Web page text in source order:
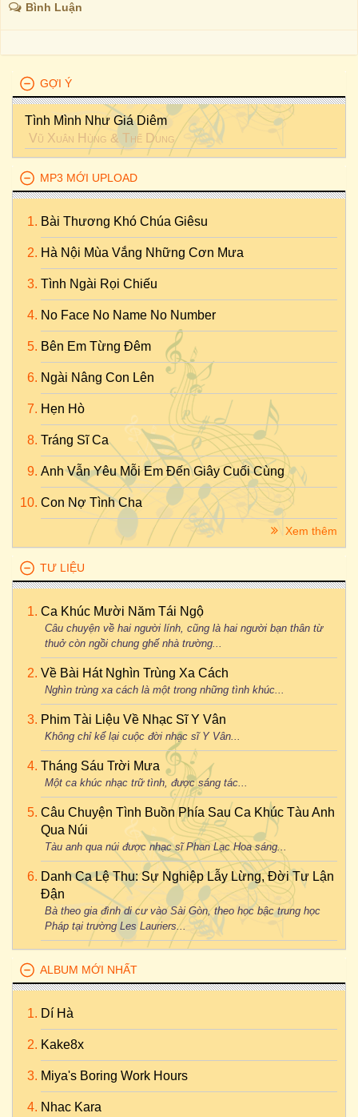
Bình Luận
GỢI Ý
Tình Mình Như Giá Diêm
Vũ Xuân Hùng & Thế Dung
MP3 MỚI UPLOAD
Bài Thương Khó Chúa Giêsu
Hà Nội Mùa Vắng Những Cơn Mưa
Tình Ngài Rọi Chiếu
No Face No Name No Number
Bên Em Từng Đêm
Ngài Nâng Con Lên
Hẹn Hò
Tráng Sĩ Ca
Anh Vẫn Yêu Mỗi Em Đến Giây Cuối Cùng
Con Nợ Tình Cha
Xem thêm
TƯ LIỆU
Ca Khúc Mười Năm Tái Ngộ
Câu chuyện về hai người lính, cũng là hai người bạn thân từ
thuở còn ngồi chung ghế nhà trường...
Về Bài Hát Nghìn Trùng Xa Cách
Nghìn trùng xa cách là một trong những tình khúc...
Phim Tài Liệu Về Nhạc Sĩ Y Vân
Không chỉ kể lại cuộc đời nhạc sĩ Y Vân...
Tháng Sáu Trời Mưa
Một ca khúc nhạc trữ tình, được sáng tác...
Câu Chuyện Tình Buồn Phía Sau Ca Khúc Tàu Anh
Qua Núi
Tàu anh qua núi được nhạc sĩ Phan Lạc Hoa sáng...
Danh Ca Lệ Thu: Sự Nghiệp Lẫy Lừng, Đời Tư Lận
Đận
Bà theo gia đình di cư vào Sài Gòn, theo học bậc trung học
Pháp tại trường Les Lauriers...
ALBUM MỚI NHẤT
Dí Hà
Kake8x
Miya's Boring Work Hours
Nhac Kara